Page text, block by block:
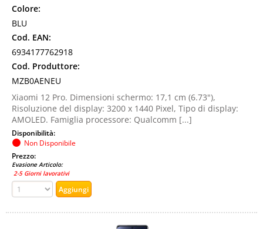
Colore:
BLU
Cod. EAN:
6934177762918
Cod. Produttore:
MZB0AENEU
Xiaomi 12 Pro. Dimensioni schermo: 17,1 cm (6.73"),
Risoluzione del display: 3200 x 1440 Pixel, Tipo di display:
AMOLED. Famiglia processore: Qualcomm [...]
Disponibilità:
Non Disponibile
Prezzo:
Evasione Articolo:
2-5 Giorni lavorativi